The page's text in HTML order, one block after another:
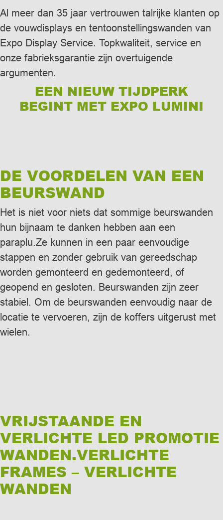
Al meer dan 35 jaar vertrouwen talrijke klanten op
de vouwdisplays en tentoonstellingswanden van
Expo Display Service. Topkwaliteit, service en
onze fabrieksgarantie zijn overtuigende
argumenten.
EEN NIEUW TIJDPERK
BEGINT MET EXPO LUMINI
DE VOORDELEN VAN EEN
BEURSWAND
Het is niet voor niets dat sommige beurswanden
hun bijnaam te danken hebben aan een
paraplu.Ze kunnen in een paar eenvoudige
stappen en zonder gebruik van gereedschap
worden gemonteerd en gedemonteerd, of
geopend en gesloten. Beurswanden zijn zeer
stabiel. Om de beurswanden eenvoudig naar de
locatie te vervoeren, zijn de koffers uitgerust met
wielen.
VRIJSTAANDE EN
VERLICHTE LED PROMOTIE
WANDEN.VERLICHTE
FRAMES – VERLICHTE
WANDEN